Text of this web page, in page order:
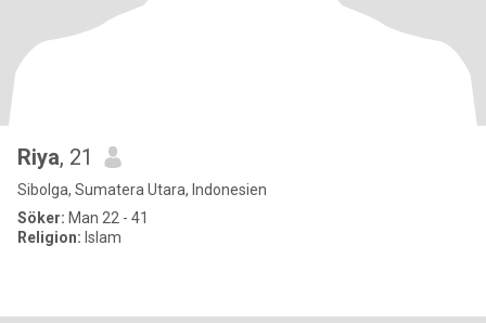
Riya, 21
Sibolga, Sumatera Utara, Indonesien
Söker: Man 22 - 41
Religion: Islam